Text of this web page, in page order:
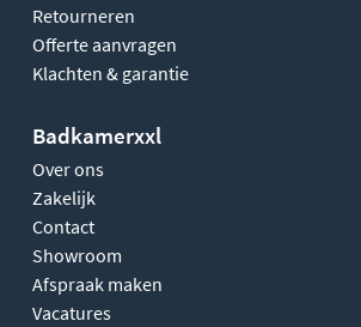
Retourneren
Offerte aanvragen
Klachten & garantie
Badkamerxxl
Over ons
Zakelijk
Contact
Showroom
Afspraak maken
Vacatures